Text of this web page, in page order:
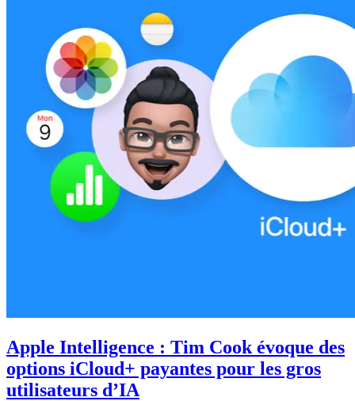
Apple Intelligence : Tim Cook évoque des
options iCloud+ payantes pour les gros
utilisateurs d’IA